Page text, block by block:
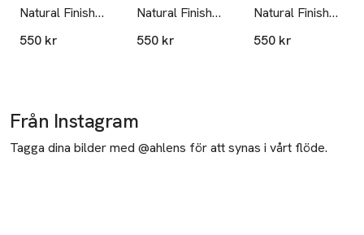
Natural Finish
Foundation
550 kr
Natural Finish
Foundation
550 kr
Natural Finish
Foundation
550 kr
Från Instagram
Tagga dina bilder med @ahlens för att synas i vårt flöde.